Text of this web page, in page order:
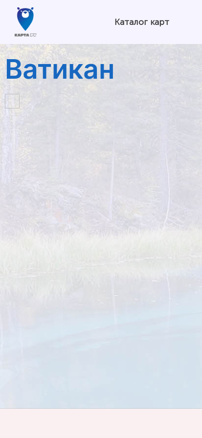
Каталог карт
Ватикан